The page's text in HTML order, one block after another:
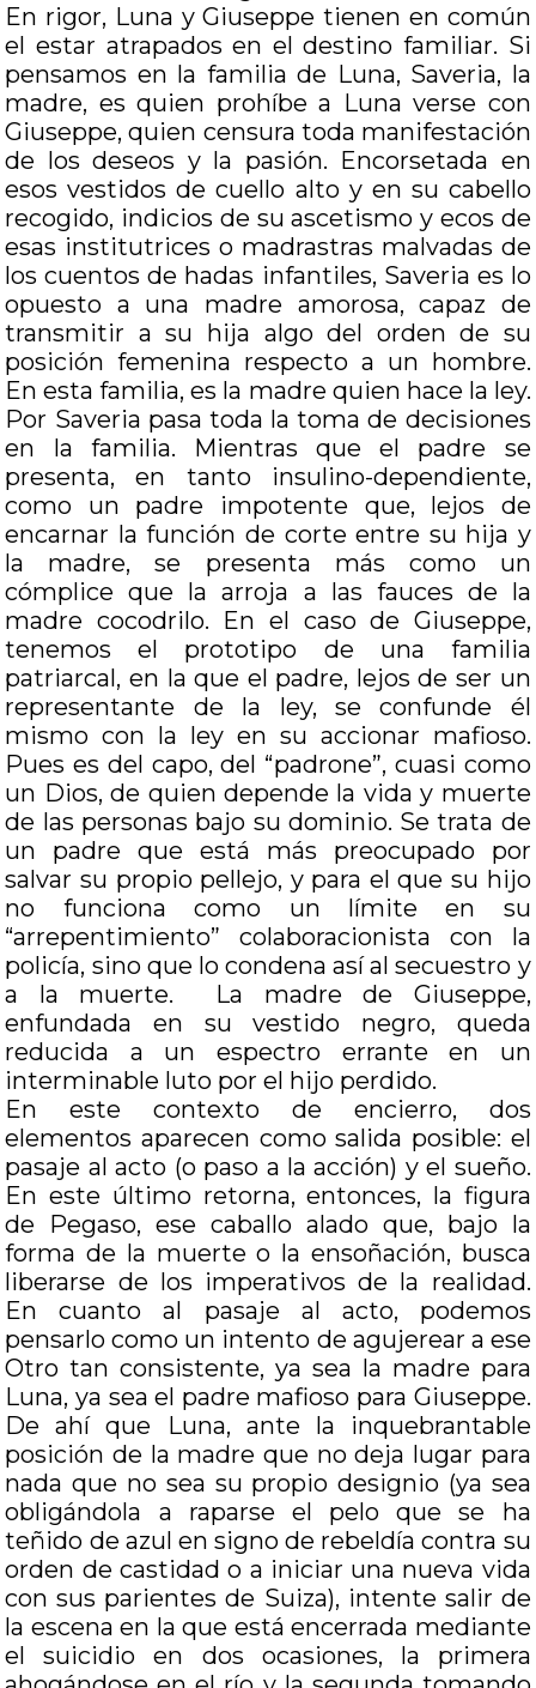
En rigor, Luna y Giuseppe tienen en común
el estar atrapados en el destino familiar. Si
pensamos en la familia de Luna, Saveria, la
madre, es quien prohíbe a Luna verse con
Giuseppe, quien censura toda manifestación
de los deseos y la pasión. Encorsetada en
esos vestidos de cuello alto y en su cabello
recogido, indicios de su ascetismo y ecos de
esas institutrices o madrastras malvadas de
los cuentos de hadas infantiles, Saveria es lo
opuesto a una madre amorosa, capaz de
transmitir a su hija algo del orden de su
posición femenina respecto a un hombre.
En esta familia, es la madre quien hace la ley.
Por Saveria pasa toda la toma de decisiones
en la familia. Mientras que el padre se
presenta, en tanto insulino-dependiente,
como un padre impotente que, lejos de
encarnar la función de corte entre su hija y
la madre, se presenta más como un
cómplice que la arroja a las fauces de la
madre cocodrilo. En el caso de Giuseppe,
tenemos el prototipo de una familia
patriarcal, en la que el padre, lejos de ser un
representante de la ley, se confunde él
mismo con la ley en su accionar mafioso.
Pues es del capo, del “padrone”, cuasi como
un Dios, de quien depende la vida y muerte
de las personas bajo su dominio. Se trata de
un padre que está más preocupado por
salvar su propio pellejo, y para el que su hijo
no funciona como un límite en su
“arrepentimiento” colaboracionista con la
policía, sino que lo condena así al secuestro y
a la muerte. La madre de Giuseppe,
enfundada en su vestido negro, queda
reducida a un espectro errante en un
interminable luto por el hijo perdido.
En este contexto de encierro, dos
elementos aparecen como salida posible: el
pasaje al acto (o paso a la acción) y el sueño.
En este último retorna, entonces, la figura
de Pegaso, ese caballo alado que, bajo la
forma de la muerte o la ensoñación, busca
liberarse de los imperativos de la realidad.
En cuanto al pasaje al acto, podemos
pensarlo como un intento de agujerear a ese
Otro tan consistente, ya sea la madre para
Luna, ya sea el padre mafioso para Giuseppe.
De ahí que Luna, ante la inquebrantable
posición de la madre que no deja lugar para
nada que no sea su propio designio (ya sea
obligándola a raparse el pelo que se ha
teñido de azul en signo de rebeldía contra su
orden de castidad o a iniciar una nueva vida
con sus parientes de Suiza), intente salir de
la escena en la que está encerrada mediante
el suicidio en dos ocasiones, la primera